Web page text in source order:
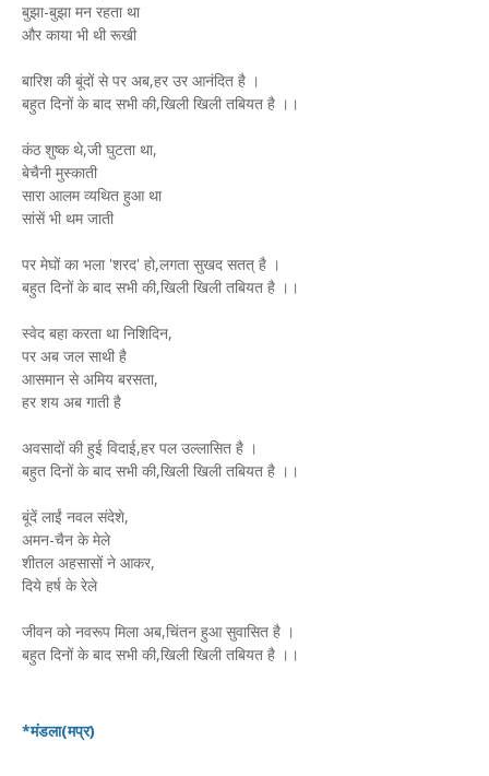
बुझा-बुझा मन रहता था
और काया भी थी रूखी
बारिश की बूंदों से पर अब,हर उर आनंदित है ।
बहुत दिनों के बाद सभी की,खिली खिली तबियत है ।।
कंठ शुष्क थे,जी घुटता था,
बेचैनी मुस्काती
सारा आलम व्यथित हुआ था
सांसें भी थम जाती
पर मेघों का भला 'शरद' हो,लगता सुखद सतत् है ।
बहुत दिनों के बाद सभी की,खिली खिली तबियत है ।।
स्वेद बहा करता था निशिदिन,
पर अब जल साथी है
आसमान से अमिय बरसता,
हर शय अब गाती है
अवसादों की हुई विदाई,हर पल उल्लासित है ।
बहुत दिनों के बाद सभी की,खिली खिली तबियत है ।।
बूंदें लाईं नवल संदेशे,
अमन-चैन के मेले
शीतल अहसासों ने आकर,
दिये हर्ष के रेले
जीवन को नवरूप मिला अब,चिंतन हुआ सुवासित है ।
बहुत दिनों के बाद सभी की,खिली खिली तबियत है ।।
*मंडला(मप्र)